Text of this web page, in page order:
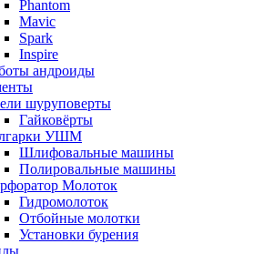
Phantom
Mavic
Spark
Inspire
андроиды
шуруповерты
Гайковёрты
УШМ
Шлифовальные машины
Полировальные машины
Молоток
Гидромолоток
Отбойные молотки
Установки бурения